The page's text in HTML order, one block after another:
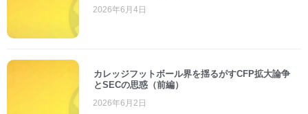
2026年6月4日
カレッジフットボール界を揺るがすCFP拡大論争
とSECの思惑（前編）
2026年6月2日